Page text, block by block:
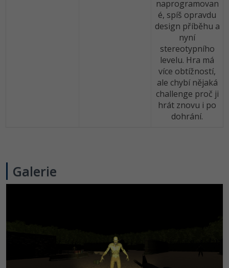
naprogramovan
é, spíš opravdu
design příběhu a
nyní
stereotypního
levelu. Hra má
více obtížností,
ale chybí nějaká
challenge proč ji
hrát znovu i po
dohrání.
Galerie